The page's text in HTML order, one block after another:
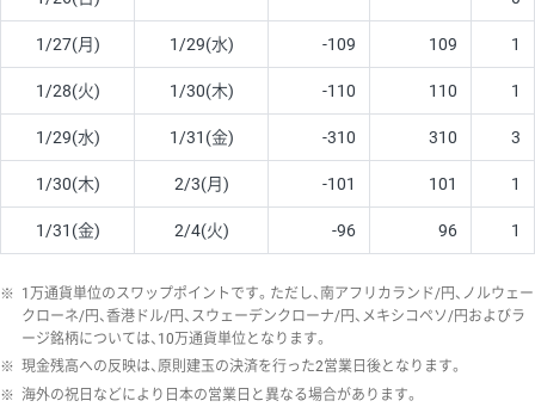
1/27(月) 1/29(水) -109 109 1
1/28(火) 1/30(木) -110 110 1
1/29(水) 1/31(金) -310 310 3
1/30(木) 2/3(月) -101 101 1
1/31(金) 2/4(火) -96 96 1
※ 1万通貨単位のスワップポイントです。ただし、南アフリカランド/円、ノルウェー
クローネ/円、香港ドル/円、スウェーデンクローナ/円、メキシコペソ/円およびラ
ージ銘柄については、10万通貨単位となります。
※ 現金残高への反映は、原則建玉の決済を行った2営業日後となります。
※ 海外の祝日などにより日本の営業日と異なる場合があります。